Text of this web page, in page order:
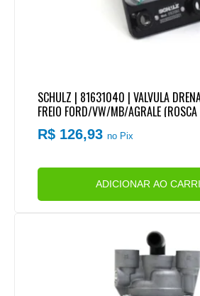
SCHULZ | 81631040 | VALVULA
FREIO FORD/VW/MB/AGRALE
R$ 126,93no Pix
ADICIONAR AO